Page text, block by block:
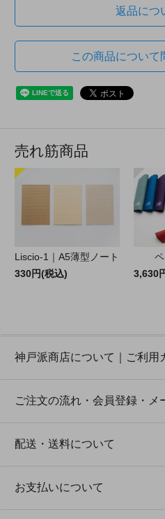
返品につ
この商品について
売れ筋商品
Liscio-1｜A5薄型ノート
330円(税込)
3,630
神戸派商店について｜ご利用
ご注文の流れ・会員登録・メ
配送・送料について
お支払いについて